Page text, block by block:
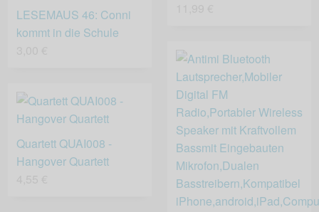
LESEMAUS 46: Conni
kommt in die Schule
Quartett QUAI008 -
Hangover Quartett